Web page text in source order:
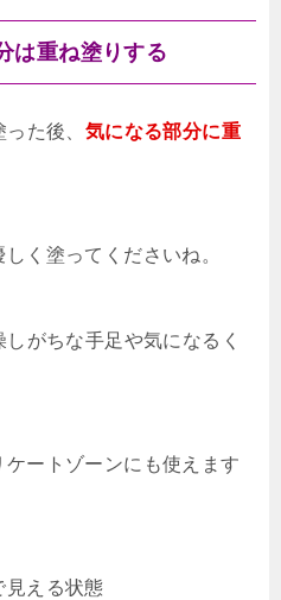
は重ね塗りする
た後、 気になる部分に重
く塗ってくださいね。
がちな手足や気になるく
ートゾーンにも使えます
える状態